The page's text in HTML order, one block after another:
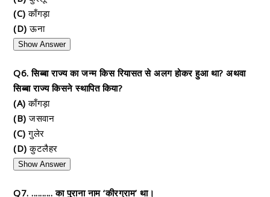
(C) काँगड़ा
(D) ऊना
Show Answer
Q6. सिब्बा राज्य का जन्म किस रियासत से अलग होकर हुआ था? अथवा
सिब्बा राज्य किसने स्थापित किया?
(A) काँगड़ा
(B) जसवान
(C) गुलेर
(D) कुटलैहर
Show Answer
Q7. .......... का पुराना नाम ‘कीरग्राम’ था।